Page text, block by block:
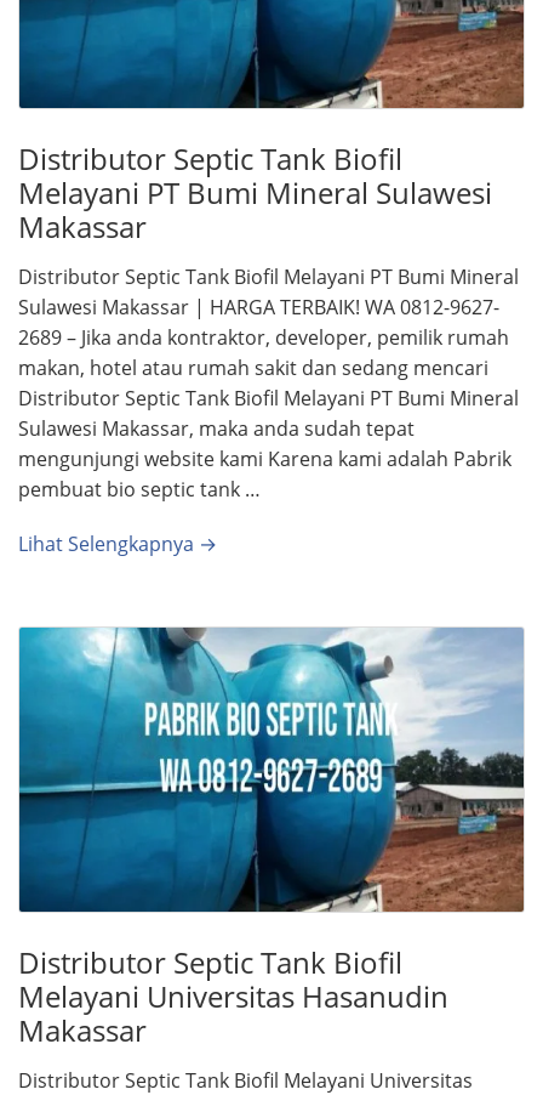
Distributor Septic Tank Biofil
Melayani PT Bumi Mineral Sulawesi
Makassar
Distributor Septic Tank Biofil Melayani PT Bumi Mineral
Sulawesi Makassar | HARGA TERBAIK! WA 0812-9627-
2689 – Jika anda kontraktor, developer, pemilik rumah
makan, hotel atau rumah sakit dan sedang mencari
Distributor Septic Tank Biofil Melayani PT Bumi Mineral
Sulawesi Makassar, maka anda sudah tepat
mengunjungi website kami Karena kami adalah Pabrik
pembuat bio septic tank …
Lihat Selengkapnya →
Distributor Septic Tank Biofil
Melayani Universitas Hasanudin
Makassar
Distributor Septic Tank Biofil Melayani Universitas